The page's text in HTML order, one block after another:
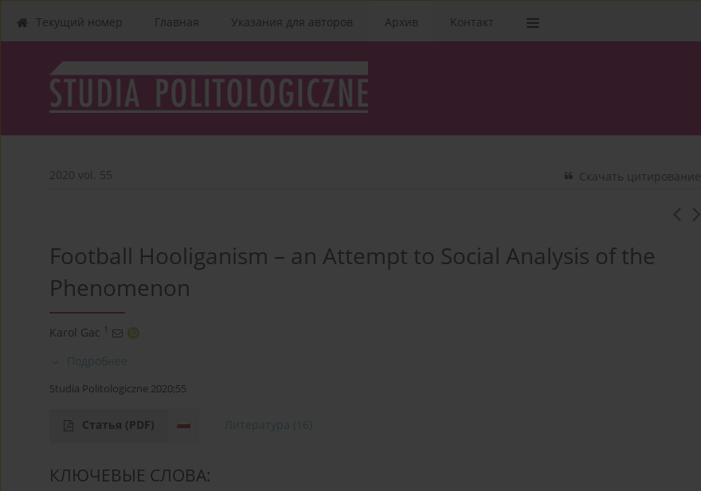
Текущий номер Главная Указания для aвторов Архив Kонтакт
2020 vol. 55 Скачать цитирование
Football Hooliganism – an Attempt to Social Analysis of the
Phenomenon
Karol Gac 1
Подробнее
Studia Politologiczne 2020;55
Статья (PDF) Литература (16)
КЛЮЧЕВЫЕ СЛОВА: